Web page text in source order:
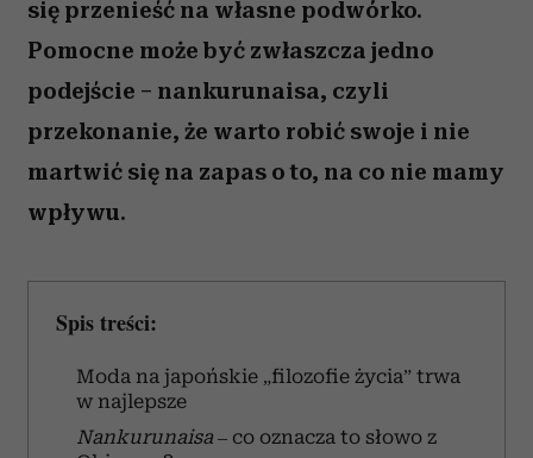
się przenieść na własne podwórko.
Pomocne może być zwłaszcza jedno
podejście – nankurunaisa, czyli
przekonanie, że warto robić swoje i nie
martwić się na zapas o to, na co nie mamy
wpływu.
Spis treści:
Moda na japońskie „filozofie życia” trwa
w najlepsze
Nankurunaisa – co oznacza to słowo z